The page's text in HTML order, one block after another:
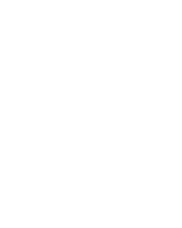
JEDNĄ Z OSTATNICH ROZMÓW